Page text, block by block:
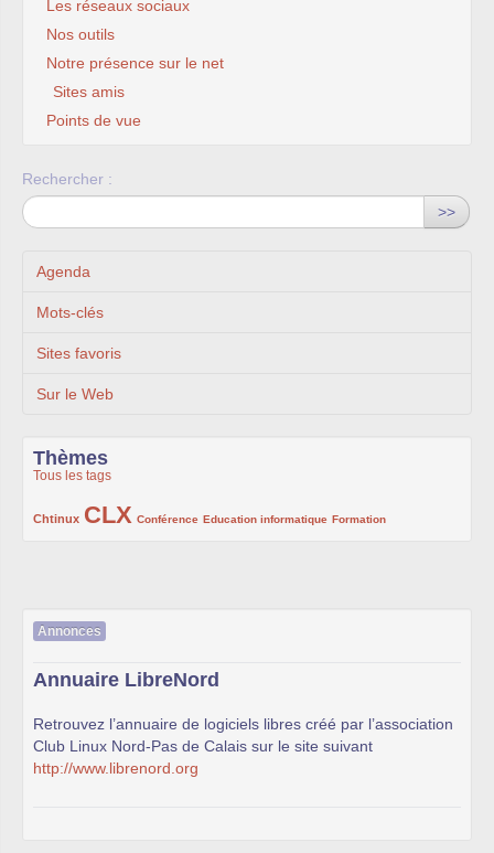
Les réseaux sociaux
Nos outils
Notre présence sur le net
Sites amis
Points de vue
Rechercher :
>>
Agenda
Mots-clés
Sites favoris
Sur le Web
Thèmes
Tous les tags
Chtinux
222/1002CLX
1002/1002 Conférence
132/1002 Education informatique
119/1002 Formation
168/1002
Annonces
Annuaire LibreNord
Retrouvez l’annuaire de logiciels libres créé par l’association
Club Linux Nord-Pas de Calais sur le site suivant
http://www.librenord.org